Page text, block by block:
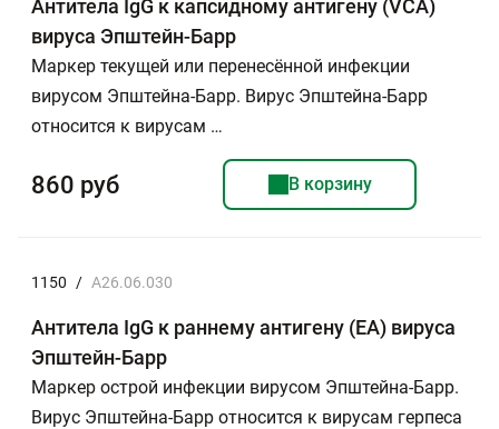
Антитела IgG к капсидному антигену (VCA)
вируса Эпштейн-Барр
Маркер текущей или перенесённой инфекции
вирусом Эпштейна-Барр. Вирус Эпштейна-Барр
относится к вирусам …
860 руб В корзину
1150 / A26.06.030
Антитела IgG к раннему антигену (ЕА) вируса
Эпштейн-Барр
Маркер острой инфекции вирусом Эпштейна-Барр.
Вирус Эпштейна-Барр относится к вирусам герпеса